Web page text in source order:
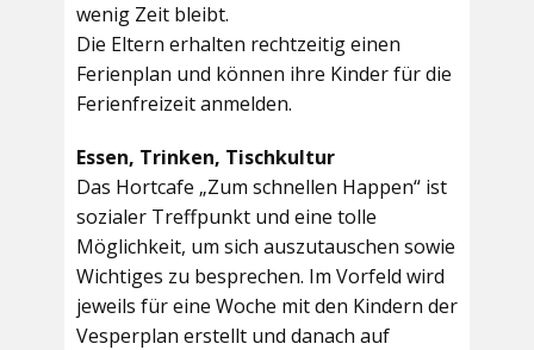
wenig Zeit bleibt.
Die Eltern erhalten rechtzeitig einen
Ferienplan und können ihre Kinder für die
Ferienfreizeit anmelden.
Essen, Trinken, Tischkultur
Das Hortcafe „Zum schnellen Happen“ ist
sozialer Treffpunkt und eine tolle
Möglichkeit, um sich auszutauschen sowie
Wichtiges zu besprechen. Im Vorfeld wird
jeweils für eine Woche mit den Kindern der
Vesperplan erstellt und danach auf